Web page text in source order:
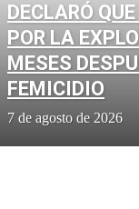
DECLARÓ
POR LA
MESES
FEMICIDIO
7 de agosto de 2026